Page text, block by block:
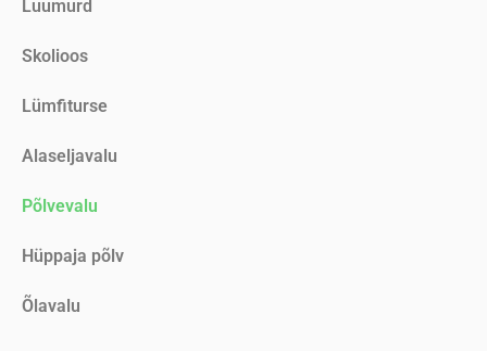
Luumurd
Skolioos
Lümfiturse
Alaseljavalu
Põlvevalu
Hüppaja põlv
Õlavalu